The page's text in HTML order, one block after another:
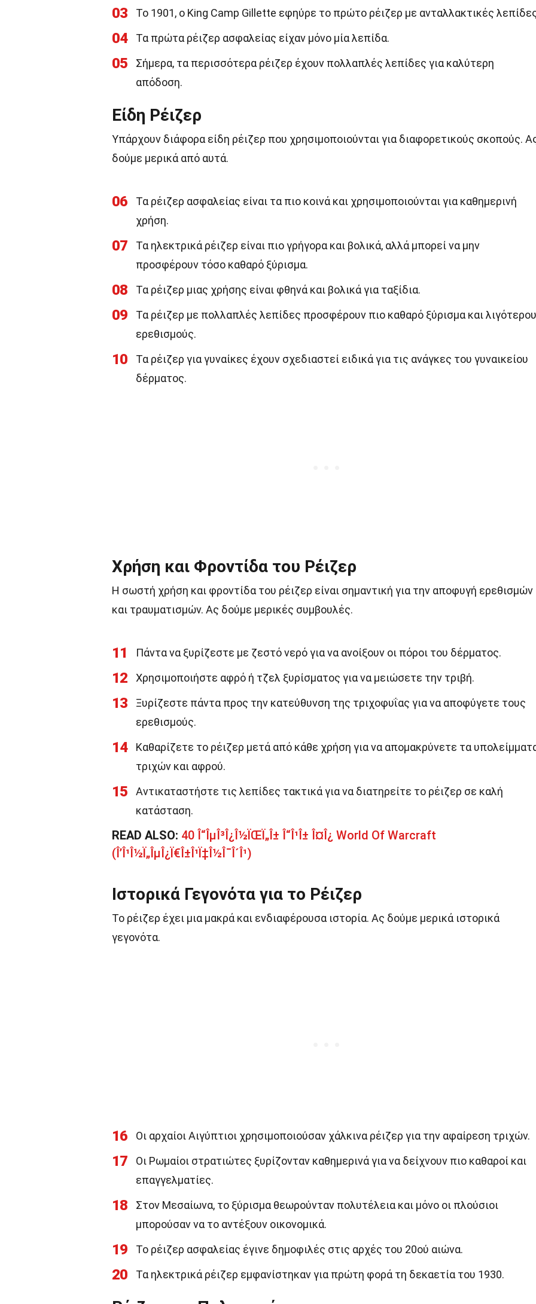
03 Το 1901, ο King Camp Gillette εφηύρε το πρώτο ρέιζερ με ανταλλακτικές
04 Τα πρώτα ρέιζερ ασφαλείας είχαν μόνο μία λεπίδα.
05
Σήμερα, τα περισσότερα ρέιζερ έχουν πολλαπλές λεπίδες για καλύτερη
απόδοση.
Είδη Ρέιζερ
Υπάρχουν διάφορα είδη ρέιζερ που χρησιμοποιούνται για διαφορετικούς σκοπούς.
δούμε μερικά από αυτά.
06
Τα ρέιζερ ασφαλείας είναι τα πιο κοινά και χρησιμοποιούνται για καθημερινή
χρήση.
07
Τα ηλεκτρικά ρέιζερ είναι πιο γρήγορα και βολικά, αλλά μπορεί να μην
προσφέρουν τόσο καθαρό ξύρισμα.
08 Τα ρέιζερ μιας χρήσης είναι φθηνά και βολικά για ταξίδια.
09
Τα ρέιζερ με πολλαπλές λεπίδες προσφέρουν πιο καθαρό ξύρισμα και
ερεθισμούς.
10
Τα ρέιζερ για γυναίκες έχουν σχεδιαστεί ειδικά για τις ανάγκες του γυναικείου
δέρματος.
Χρήση και Φροντίδα του Ρέιζερ
Η σωστή χρήση και φροντίδα του ρέιζερ είναι σημαντική για την αποφυγή ερεθισμών
και τραυματισμών. Ας δούμε μερικές συμβουλές.
11 Πάντα να ξυρίζεστε με ζεστό νερό για να ανοίξουν οι πόροι του δέρματος.
12 Χρησιμοποιήστε αφρό ή τζελ ξυρίσματος για να μειώσετε την τριβή.
13
Ξυρίζεστε πάντα προς την κατεύθυνση της τριχοφυΐας για να αποφύγετε τους
ερεθισμούς.
14
Καθαρίζετε το ρέιζερ μετά από κάθε χρήση για να απομακρύνετε τα
τριχών και αφρού.
15
Αντικαταστήστε τις λεπίδες τακτικά για να διατηρείτε το ρέιζερ σε καλή
κατάσταση.
READ ALSO: 40 Î“ÎµÎ³Î¿Î½ÏŒÏ„Î± Î“Î¹Î± Î¤Î¿ World Of Warcraft
(Î’Î¹Î½Ï„ÎµÎ¿Ï€Î±Î¹Ï‡Î½Î¯Î´Î¹)
Ιστορικά Γεγονότα για το Ρέιζερ
Το ρέιζερ έχει μια μακρά και ενδιαφέρουσα ιστορία. Ας δούμε μερικά ιστορικά
γεγονότα.
16 Οι αρχαίοι Αιγύπτιοι χρησιμοποιούσαν χάλκινα ρέιζερ για την αφαίρεση τριχών.
17
Οι Ρωμαίοι στρατιώτες ξυρίζονταν καθημερινά για να δείχνουν πιο καθαροί και
επαγγελματίες.
18
Στον Μεσαίωνα, το ξύρισμα θεωρούνταν πολυτέλεια και μόνο οι πλούσιοι
μπορούσαν να το αντέξουν οικονομικά.
19 Το ρέιζερ ασφαλείας έγινε δημοφιλές στις αρχές του 20ού αιώνα.
20 Τα ηλεκτρικά ρέιζερ εμφανίστηκαν για πρώτη φορά τη δεκαετία του 1930.